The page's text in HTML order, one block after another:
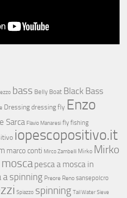
bass Belly Boat Black Bass
Dressingdressing fly Enzo
Sarca Flavio Manaresi fly fishing
iopescopositivo.it
marco conti Mirco Zambelli Mirko Mirko
pesca a mosca in
a spinning Preore Reno sansepolcro
Spiazzo spinning Tail Water Sieve